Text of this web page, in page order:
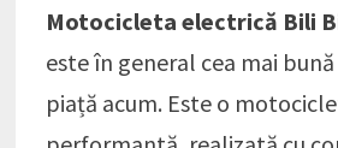
Motocicleta electrică Bili
este în general cea mai
piață acum. Este o